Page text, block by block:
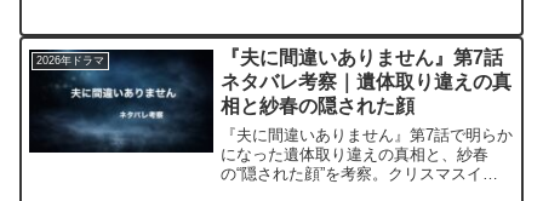
2026年ドラマ
『夫に間違いありません』第7話
ネタバレ考察｜遺体取り違えの真
相と紗春の隠された顔
『夫に間違いありません』第7話で明らか
になった遺体取り違えの真相と、紗春
の“隠された顔”を考察。クリスマスイブ